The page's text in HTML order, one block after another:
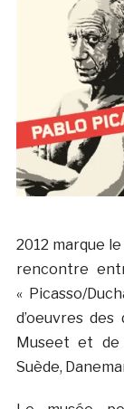
2012 marque
rencontre
« Picasso/
d’oeuvres
Museet et
Suède,